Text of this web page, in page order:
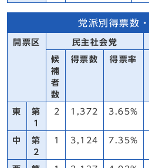
党派別得票数
開票区 民主社会党
候
補
者
数
得票数 得票率
東
第
1
2 1,372 3.65%
中
第
2
1 3,124 7.35%